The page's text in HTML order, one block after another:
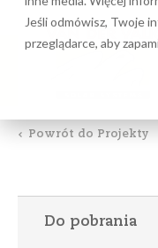
Jeśli odmówisz, Twoje
przeglądarce, aby
Powrót do Projekty
Do pobrania